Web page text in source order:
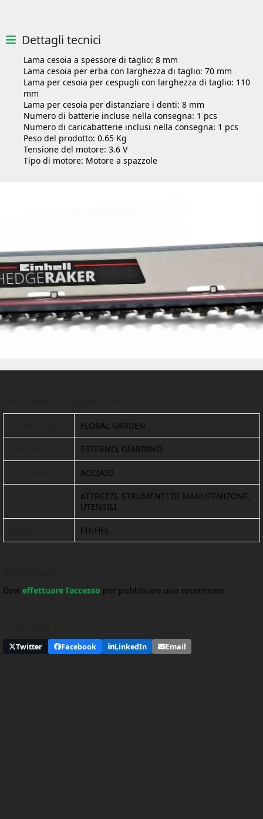
Dettagli tecnici
Lama cesoia a spessore di taglio: 8 mm
Lama cesoia per erba con larghezza di taglio: 70 mm
Lama per cesoia per cespugli con larghezza di taglio: 110
mm
Lama per cesoia per distanziare i denti: 8 mm
Numero di batterie incluse nella consegna: 1 pcs
Numero di caricabatterie inclusi nella consegna: 1 pcs
Peso del prodotto: 0.65 Kg
Tensione del motore: 3.6 V
Tipo di motore: Motore a spazzole
FLORAL GARDEN
ESTERNO, GIARDINO
ACCIAIO
ATTREZZI, STRUMENTI DI MANUTENIZONE,
UTENSILI
EINHEL
Devi effettuare l’accesso per pubblicare una recensione.
Twitter Facebook LinkedIn Email